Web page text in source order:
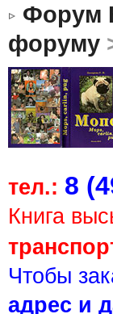
Форум
форуму
тел.: 8
Книга
Чтобы
адрес и